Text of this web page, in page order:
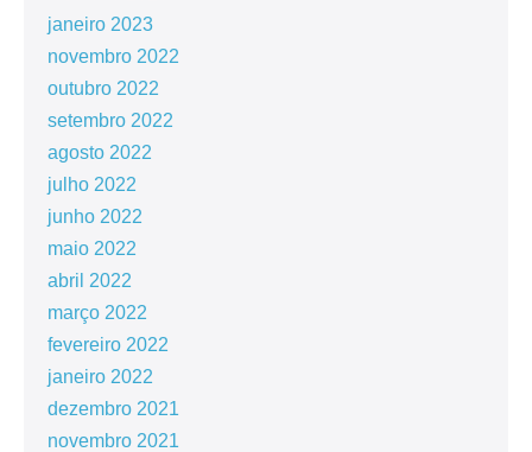
janeiro 2023
novembro 2022
outubro 2022
setembro 2022
agosto 2022
julho 2022
junho 2022
maio 2022
abril 2022
março 2022
fevereiro 2022
janeiro 2022
dezembro 2021
novembro 2021